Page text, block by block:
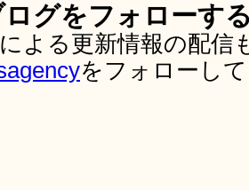
ログをフォローす
よる更新情報の配
をフォローし